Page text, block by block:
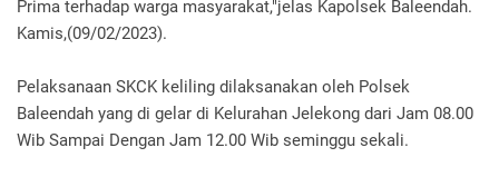
Prima terhadap warga masyarakat,"jelas Kapolsek Baleendah.
Kamis,(09/02/2023).
Pelaksanaan SKCK keliling dilaksanakan oleh Polsek
Baleendah yang di gelar di Kelurahan Jelekong dari Jam 08.00
Wib Sampai Dengan Jam 12.00 Wib seminggu sekali.